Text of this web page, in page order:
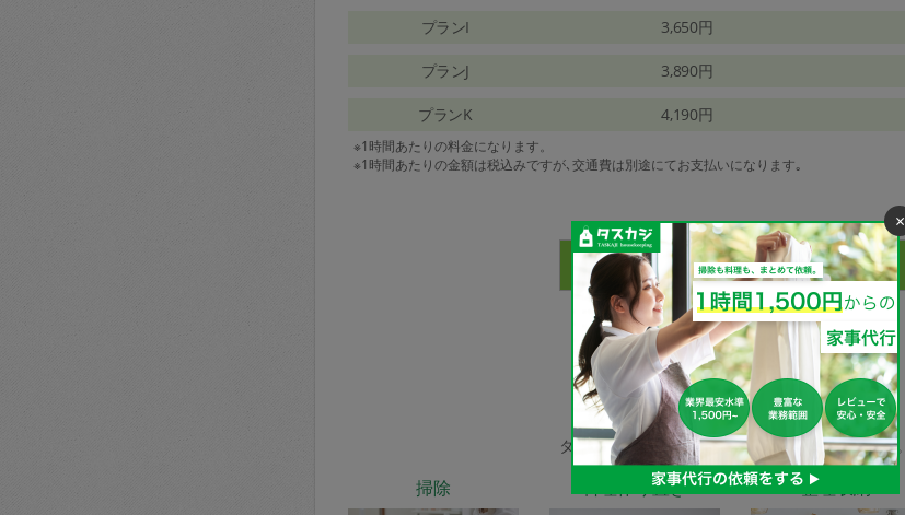
プランI 3,650円
プランJ 3,890円
プランK 4,190円
※1時間あたりの料金になります。
※1時間あたりの金額は税込みですが､交通費は別途にてお支払いになります｡
家事代行サービスの種類
タスカジで依頼できるサービスは下記となります。
掃除 料理作り置き 整理収納
×